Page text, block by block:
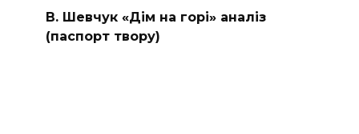
В. Шевчук «Дім на горі» аналіз
(паспорт твору)